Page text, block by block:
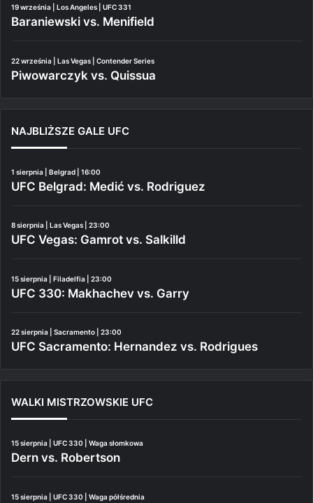
19 września | Los Angeles | UFC 331
Baraniewski vs. Menifield
22 września | Las Vegas | Contender Series
Piwowarczyk vs. Quissua
NAJBLIŻSZE GALE UFC
1 sierpnia | Belgrad | 16:00
UFC Belgrad: Medić vs. Rodriguez
8 sierpnia | Las Vegas | 23:00
UFC Vegas: Gamrot vs. Salkilld
15 sierpnia | Filadelfia | 23:00
UFC 330: Makhachev vs. Garry
22 sierpnia | Sacramento | 23:00
UFC Sacramento: Hernandez vs. Rodrigues
WALKI MISTRZOWSKIE UFC
15 sierpnia | UFC 330 | Waga słomkowa
Dern vs. Robertson
15 sierpnia | UFC 330 | Waga półśrednia